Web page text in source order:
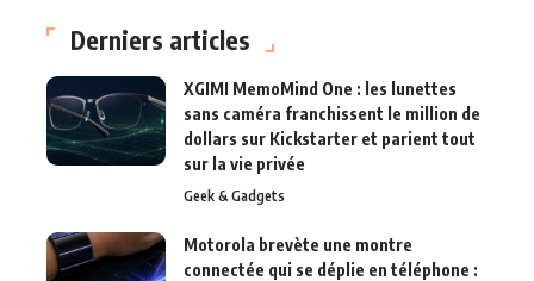
Derniers articles
XGIMI MemoMind One : les lunettes
sans caméra franchissent le million de
dollars sur Kickstarter et parient tout
sur la vie privée
Geek & Gadgets
Motorola brevète une montre
connectée qui se déplie en téléphone :